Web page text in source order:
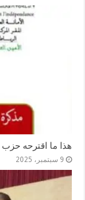
هذا ما اقترحه حزب
9 سبتمبر، 2025